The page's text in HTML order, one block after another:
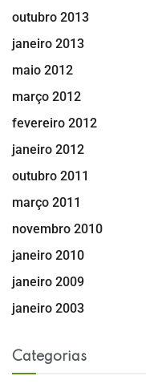
outubro 2013
janeiro 2013
maio 2012
março 2012
fevereiro 2012
janeiro 2012
outubro 2011
março 2011
novembro 2010
janeiro 2010
janeiro 2009
janeiro 2003
Categorias